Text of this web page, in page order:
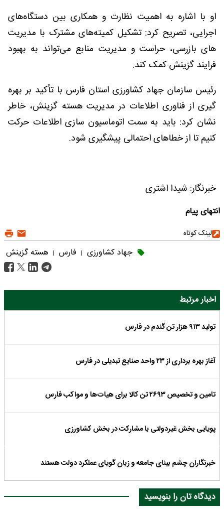
او با اشاره به اهمیت نظارت و همکاری بین دستگاه‌های
اجرایی، تصریح کرد: تشکیل کمیته‌های مشترک با مدیریت
های بازرسی، حراست و مدیریت منابع می‌تواند به بهبود
فرایند گزینش کمک کند.
رئیس سازمان جهاد کشاورزی استان فارس با تأکید بر بهره
گیری از فناوری اطلاعات در مدیریت هسته گزینش، خاطر
نشان کرد: باید به سمت اتوماسیون سازی اطلاعات حرکت
کنیم تا از خطاهای احتمالی پیشگیری شود.
خبرنگار: شیدا اشتری
انتهای پیام
لینک کوتاه
جهاد کشاورزی | فارس | هسته گزینش
اخبار مرتبط
تولید ۹۱۳ هزار تن گندم در فارس
آغاز بهره برداری از ۲۳ واحد صنایع تبدیلی در فارس
تامین و تخصیص ۲۶۹۳ تن کالا برای هیات‌ها و مواکب فارس
پویایی بخش غیردولتی با مشارکت در بخش کشاورزی
خبرنگاران چشم بینای جامعه و زبان گویای عملکرد دولت هستند
دیدگاه تان را بنویسید